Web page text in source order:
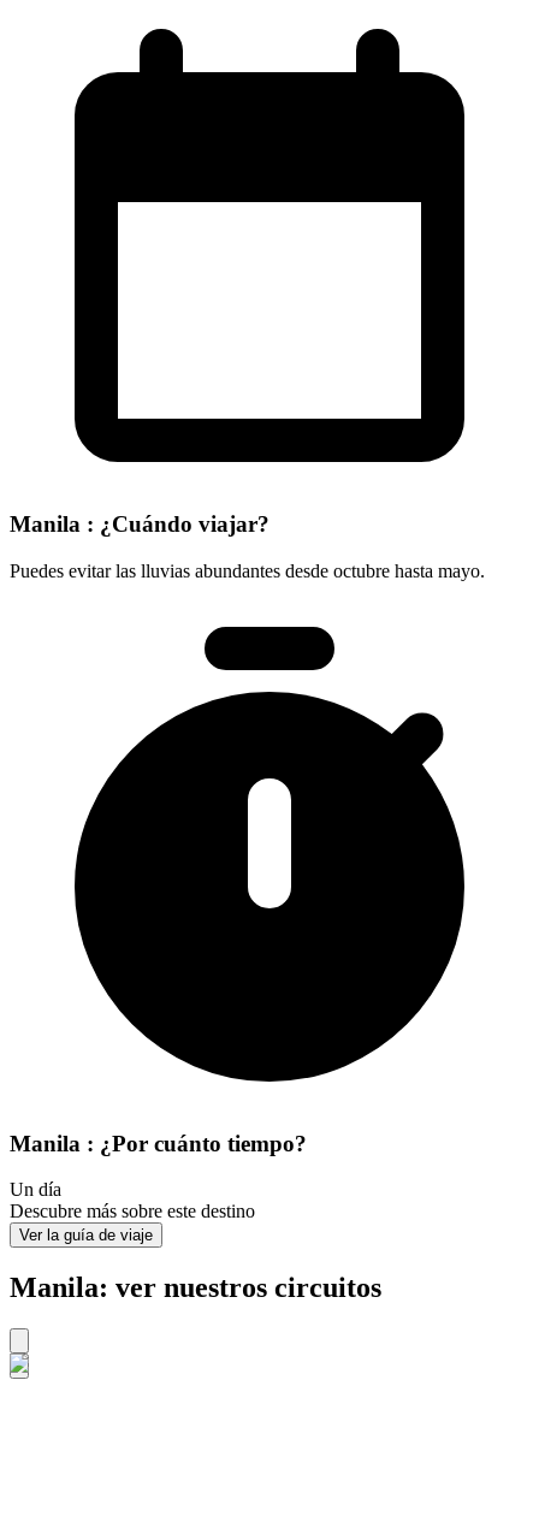
Manila : ¿Cuándo viajar?
Puedes evitar las lluvias abundantes desde octubre hasta mayo.
Manila : ¿Por cuánto tiempo?
Un día
Descubre más sobre este destino
Ver la guía de viaje
Manila: ver nuestros circuitos